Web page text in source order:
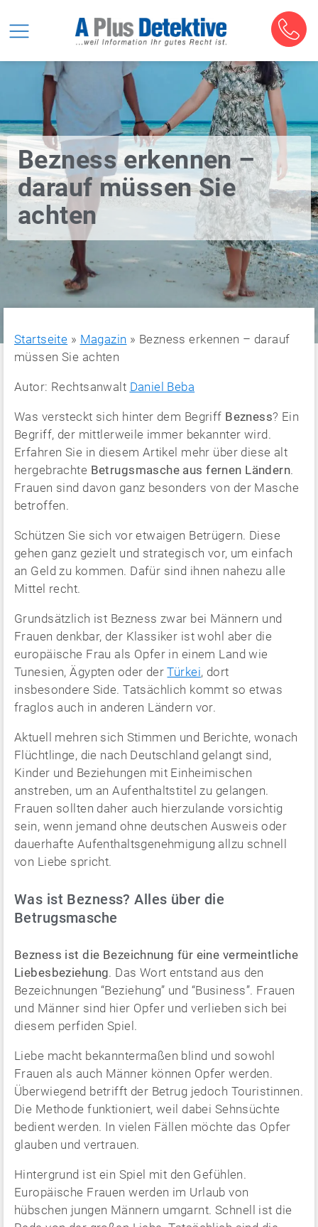
Bezness erkennen –
darauf müssen Sie
achten
Startseite » Magazin » Bezness erkennen – darauf
müssen Sie achten
Autor: Rechtsanwalt Daniel Beba
Was versteckt sich hinter dem Begriff Bezness? Ein
Begriff, der mittlerweile immer bekannter wird.
Erfahren Sie in diesem Artikel mehr über diese alt
hergebrachte Betrugsmasche aus fernen Ländern.
Frauen sind davon ganz besonders von der Masche
betroffen.
Schützen Sie sich vor etwaigen Betrügern. Diese
gehen ganz gezielt und strategisch vor, um einfach
an Geld zu kommen. Dafür sind ihnen nahezu alle
Mittel recht.
Grundsätzlich ist Bezness zwar bei Männern und
Frauen denkbar, der Klassiker ist wohl aber die
europäische Frau als Opfer in einem Land wie
Tunesien, Ägypten oder derTürkei, dort
insbesondere Side. Tatsächlich kommt so etwas
fraglos auch in anderen Ländern vor.
Aktuell mehren sich Stimmen und Berichte, wonach
Flüchtlinge, die nach Deutschland gelangt sind,
Kinder und Beziehungen mit Einheimischen
anstreben, um an Aufenthaltstitel zu gelangen.
Frauen sollten daher auch hierzulande vorsichtig
sein, wenn jemand ohne deutschen Ausweis oder
dauerhafte Aufenthaltsgenehmigung allzu schnell
von Liebe spricht.
Was ist Bezness? Alles über die
Betrugsmasche
Bezness ist die Bezeichnung für eine vermeintliche
Liebesbeziehung. Das Wort entstand aus den
Bezeichnungen “Beziehung” und “Business”. Frauen
und Männer sind hier Opfer und verlieben sich bei
diesem perfiden Spiel.
Liebe macht bekanntermaßen blind und sowohl
Frauen als auch Männer können Opfer werden.
Überwiegend betrifft der Betrug jedoch Touristinnen.
Die Methode funktioniert, weil dabei Sehnsüchte
bedient werden. In vielen Fällen möchte das Opfer
glauben und vertrauen.
Hintergrund ist ein Spiel mit den Gefühlen.
Europäische Frauen werden im Urlaub von
hübschen jungen Männern umgarnt. Schnell ist die